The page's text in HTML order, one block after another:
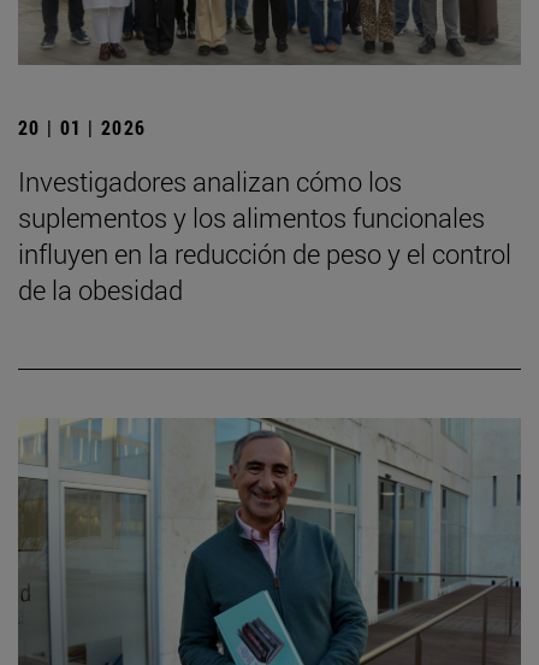
20 | 01 | 2026
Investigadores analizan cómo los
suplementos y los alimentos funcionales
influyen en la reducción de peso y el control
de la obesidad